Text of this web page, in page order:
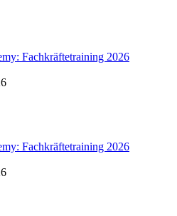
Fachkräftetraining 2026
Fachkräftetraining 2026